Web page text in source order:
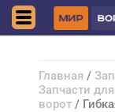
Главная /
Запчасти
ворот /